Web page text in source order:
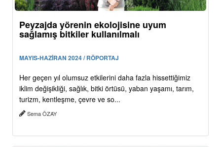
Peyzajda yörenin ekolojisine uyum
sağlamış bitkiler kullanılmalı
MAYIS-HAZİRAN 2024 / RÖPORTAJ
Her geçen yıl olumsuz etkilerini daha fazla hissettiğimiz
iklim değişikliği, sağlık, bitki örtüsü, yaban yaşamı, tarım,
turizm, kentleşme, çevre ve so...
Sema ÖZAY